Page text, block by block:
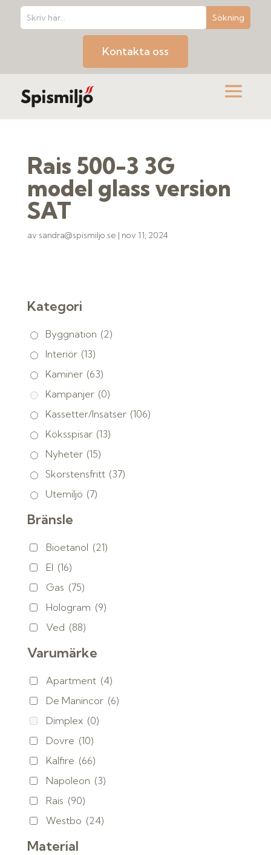
Kontakta oss
Rais 500-3 3G
model glass version
SAT
av sandra@spismiljo.se | nov 11, 2024
Kategori
Byggnation (2)
Interiör (13)
Kaminer (63)
Kampanjer (0)
Kassetter/Insatser (106)
Köksspisar (13)
Nyheter (15)
Skorstensfritt (37)
Utemiljö (7)
Bränsle
Bioetanol (21)
El (16)
Gas (75)
Hologram (9)
Ved (88)
Varumärke
Apartment (4)
De Manincor (6)
Dimplex (0)
Dovre (10)
Kalfire (66)
Napoleon (3)
Rais (90)
Westbo (24)
Material